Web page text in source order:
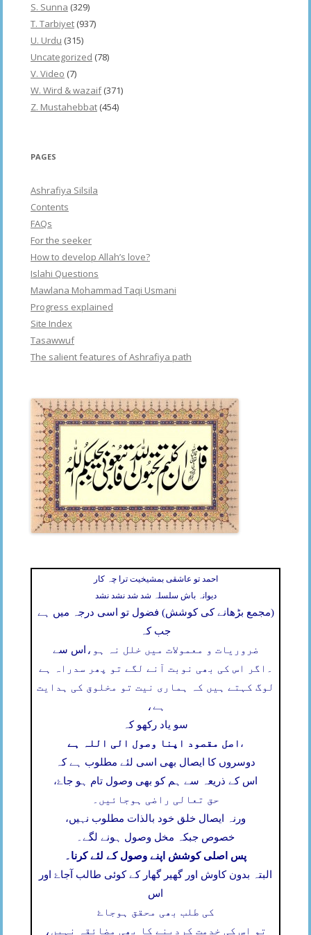
S. Sunna (329)
T. Tarbiyet (937)
U. Urdu (315)
Uncategorized (78)
V. Video (7)
W. Wird & wazaif(371)
Z. Mustahebbat (454)
PAGES
Ashrafiya Silsila
Contents
FAQs
For the seeker
How to develop Allah’s love?
Islahi Questions
Mawlana Mohammad Taqi Usmani
Progress explained
Site Index
Tasawwuf
The salient features of Ashrafiya path
احمد تو عاشقی بمشیخیت ترا چہ کار
دیوانہ باش سلسلہ شد شد نشد نشد
(مجمع بڑھانے کی کوشش) فضول تو اسی درجہ میں ہے
جب کہ
اس سے ضروریات و معمولات میں خلل نہ ہو،
اگر اس کی بھی نوبت آنے لگے تو پھر سدراہ ہے
لوگ کہتے ہیں کہ ہماری نیت تو مخلوق کی ہدایت
ہے،
سو یاد رکھو کہ
اصل مقصود اپنا وصول الی اللہ ہے ،
دوسروں کا ایصال بھی اسی لئے مطلوب ہے کہ
اس کے ذریعہ سے ہم کو بھی وصول تام ہو جاۓ،
حق تعالی راضی ہوجائیں۔
ورنہ ایصال خلق خود بالذات مطلوب نہیں،
خصوص جبکہ مخل وصول ہونے لگے۔
پس اصلی کوشش اپنے وصول کے لئے کرنا۔
البتہ بدون کاوش اور گھیر گھار کے کوئی طالب آجاۓ اور
اس
کی طلب بھی محقق ہوجاۓ
تو اس کی خدمت کردینے کا بھی مضائقہ نہیں،